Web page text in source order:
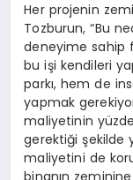
Her projenin
Tozburun, “Bu
deneyime sahip
bu işi kendileri
parkı, hem de
yapmak
maliyetinin
gerektiği şekilde
maliyetini de